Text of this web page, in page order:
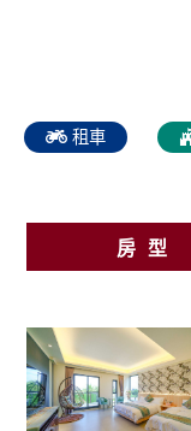
租車
房型